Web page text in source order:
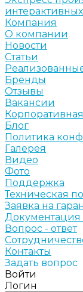
Компания
О компании
Новости
Статьи
Бренды
Отзывы
Вакансии
Блог
Политика
Галерея
Видео
Фото
Поддержка
Техническая
Заявка на
Вопрос - ответ
Контакты
Задать вопрос
Войти
Логин